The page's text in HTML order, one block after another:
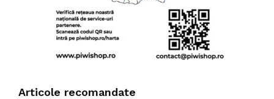
Articole recomandate